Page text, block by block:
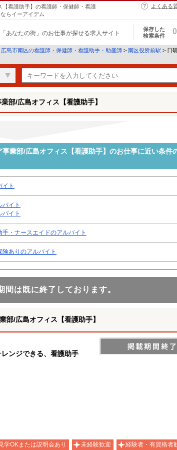
看護助手】の看護師・保健師・看護
らイーアイデム
よくある
「あなたの街」のお仕事が探せる求人サイト
保存した
検索条件
0
広島市南区の看護師・保健師・看護助手・助産師 > 南区役所前駅 > 日
部/広島オフィス【看護助手】
業部/広島オフィス【看護助手】のお仕事に近い条件
イト
バイト
バイト
・ナースエイドのアルバイト
ありのアルバイト
間は既に終了しております。
/広島オフィス【看護助手】
ンジできる、看護助手
学OKまたは説明会あり 未経験歓迎 経験者・有資格者